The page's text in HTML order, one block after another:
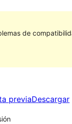
de
previaDescargar